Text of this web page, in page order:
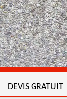
DEVIS GRATUIT